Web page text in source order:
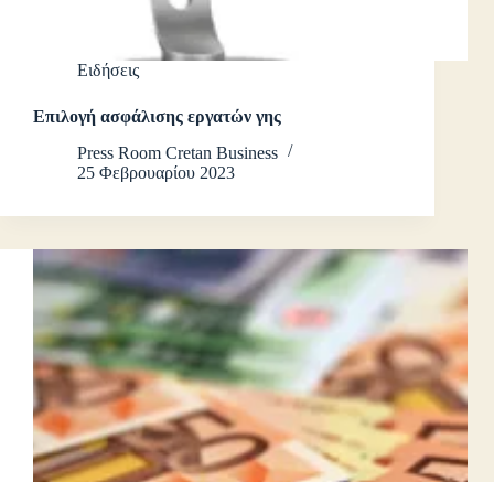
Ειδήσεις
Επιλογή ασφάλισης εργατών γης
Press Room Cretan Business
25 Φεβρουαρίου 2023